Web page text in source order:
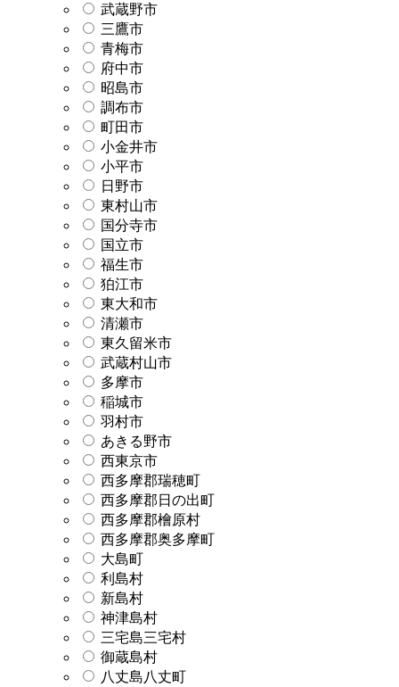
武蔵野市
三鷹市
青梅市
府中市
昭島市
調布市
町田市
小金井市
小平市
日野市
東村山市
国分寺市
国立市
福生市
狛江市
東大和市
清瀬市
東久留米市
武蔵村山市
多摩市
稲城市
羽村市
あきる野市
西東京市
西多摩郡瑞穂町
西多摩郡日の出町
西多摩郡檜原村
西多摩郡奥多摩町
大島町
利島村
新島村
神津島村
三宅島三宅村
御蔵島村
八丈島八丈町